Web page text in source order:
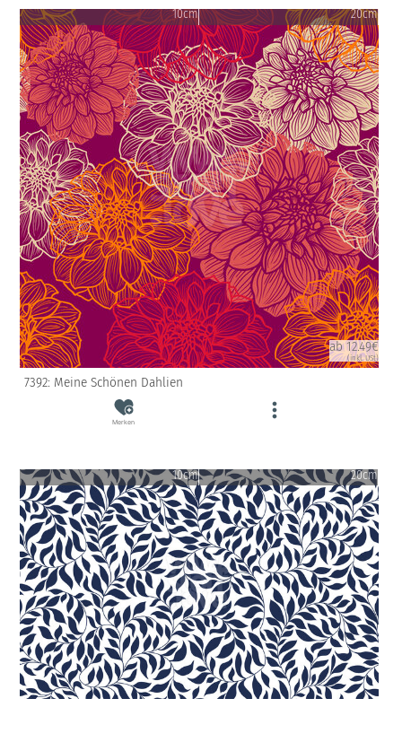
10cm 20cm
ab 12.49€
(inkl. USt)
7392: Meine Schönen Dahlien
Merken
10cm 20cm